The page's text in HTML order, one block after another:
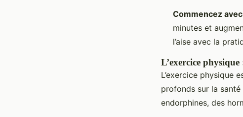
Commencez
minutes et
l’aise avec la
L’exercice
L’exercice physique
profonds sur la
endorphines, des